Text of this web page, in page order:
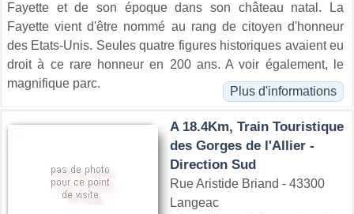
Fayette et de son époque dans son château natal. La
Fayette vient d'être nommé au rang de citoyen d'honneur
des Etats-Unis. Seules quatre figures historiques avaient eu
droit à ce rare honneur en 200 ans. A voir également, le
magnifique parc.
Plus d'informations
A 18.4Km, Train Touristique
des Gorges de l'Allier -
Direction Sud
Rue Aristide Briand - 43300
Langeac